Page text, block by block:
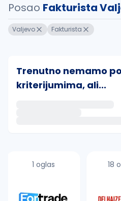
Posao Fakturista
Valjevo Fakturista
Trenutno nemamo
kriterijumima, ali...
1 oglas 18